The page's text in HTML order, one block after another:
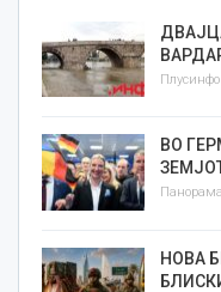
Плусинфо
ВО
Панорама
НОВА